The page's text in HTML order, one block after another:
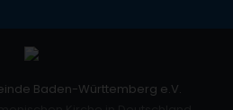
Baden-Württemberg e.V.